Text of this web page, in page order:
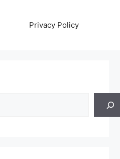
Privacy Policy